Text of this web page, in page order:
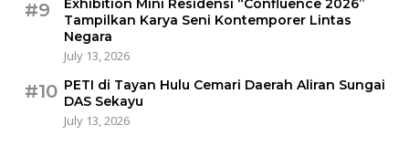
#9
Tampilkan Karya Seni Kontemporer Lintas
Negara
July 13, 2026
#10 PETI di Tayan Hulu Cemari Daerah Aliran Sungai
DAS Sekayu
July 13, 2026